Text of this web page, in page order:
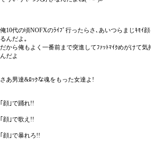
俺10代の頃NOFXのﾗｲﾌﾞ行ったらさ､あいつらまじｷﾓｲ
るんだよ｡
だから俺もよく一番前まで突進してﾌｧｯﾄﾏｲｸめがけて気
んだよ
さあ男達&ﾛｯｸな魂をもった女達よ!
｢顔｣で踊れ!!
｢顔｣で歌え!!
｢顔｣で暴れろ!!